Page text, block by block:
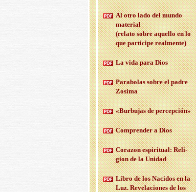
Al otro lado del mundo
ma­te­rial
(re­la­to sobre aque­llo en lo
que par­ti­ci­pe real­men­te)
La vida para Dios
Pa­ra­bo­las sobre el padre
Zo­si­ma
«Bur­bu­jas de per­cep­ción»
Com­pren­der a Dios
Co­ra­zon es­pi­ri­tual: Re­li­
gion de la Uni­dad
Libro de los Na­ci­dos en la
Luz. Re­ve­la­cio­nes de los